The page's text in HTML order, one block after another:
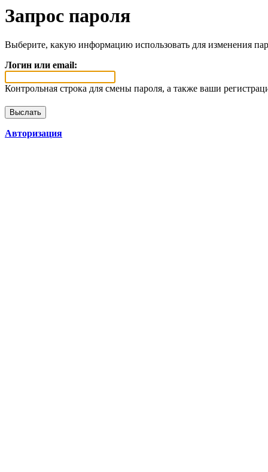
Запрос пароля
Выберите, какую информацию использовать для изменения
Логин или email:
Контрольная строка для смены пароля, а также ваши
Авторизация